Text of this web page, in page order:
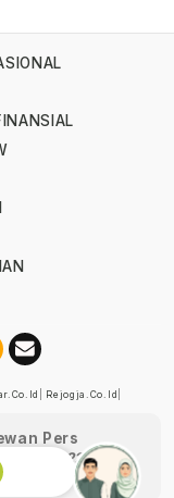
Rejogja.co.id
Pers
XII/2022